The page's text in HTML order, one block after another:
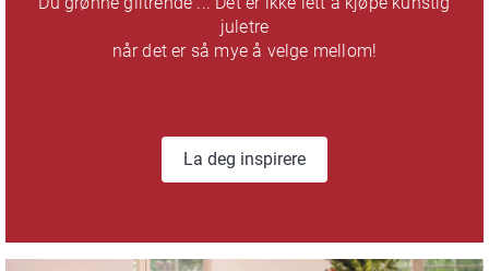
juletre
når det er så mye å velge mellom!
La deg inspirere